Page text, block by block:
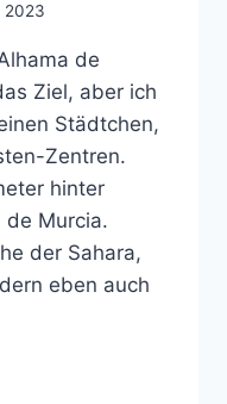
2023
de
Ziel, aber ich
Städtchen,
Zentren.
hinter
de Murcia.
der Sahara,
eben auch